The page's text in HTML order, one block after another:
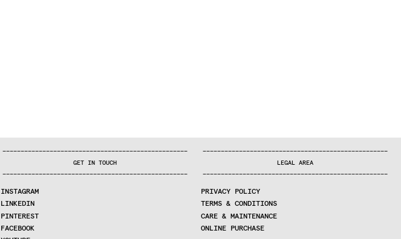
———————————————————————————————————————————————————
GET IN TOUCH
———————————————————————————————————————————————————
INSTAGRAM
LINKEDIN
PINTEREST
FACEBOOK
———————————————————————————————————————————————————
LEGAL AREA
———————————————————————————————————————————————————
PRIVACY POLICY
TERMS & CONDITIONS
CARE & MAINTENANCE
ONLINE PURCHASE